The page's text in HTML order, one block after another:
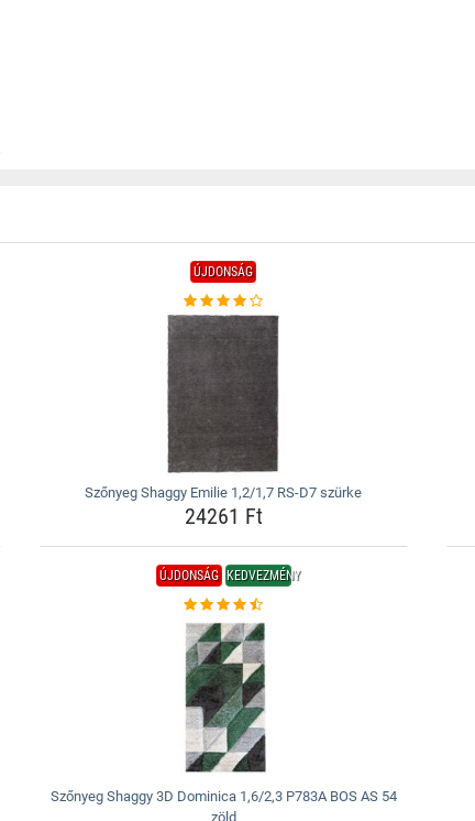
ÚJDONSÁG
Szőnyeg Shaggy Emilie 1,2/1,7 RS-D7 szürke
24261 Ft
ÚJDONSÁG KEDVEZMÉNY
Szőnyeg Shaggy 3D Dominica 1,6/2,3 P783A BOS AS 54
zöld